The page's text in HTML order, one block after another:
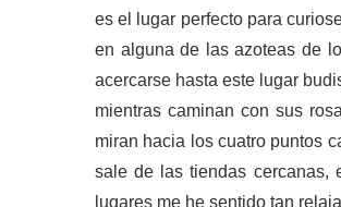
es el lugar perfecto para
en alguna de las azoteas de
acercarse hasta este lugar
mientras caminan con sus
miran hacia los cuatro puntos
sale de las tiendas
lugares me he sentido tan